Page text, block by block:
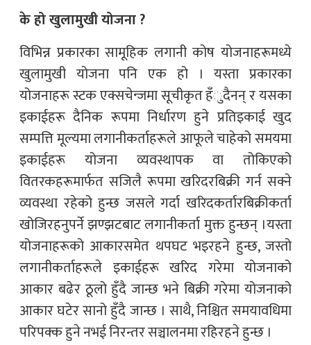
के हो खुलामुखी योजना ?
विभिन्न प्रकारका सामूहिक लगानी कोष योजनाहरूमध्ये
खुलामुखी योजना पनि एक हो । यस्ता प्रकारका
योजनाहरू स्टक एक्सचेन्जमा सूचीकृत हँुदैनन् र यसका
इकाईहरू दैनिक रूपमा निर्धारण हुने प्रतिइकाई खुद
सम्पत्ति मूल्यमा लगानीकर्ताहरूले आफूले चाहेको समयमा
इकाईहरू योजना व्यवस्थापक वा तोकिएको
वितरकहरूमार्फत सजिलै रूपमा खरिदरबिक्री गर्न सक्ने
व्यवस्था रहेको हुन्छ जसले गर्दा खरिदकर्तारबिक्रीकर्ता
खोजिरहनुपर्ने झण्झटबाट लगानीकर्ता मुक्त हुन्छन् ।यस्ता
योजनाहरूको आकारसमेत थपघट भइरहने हुन्छ, जस्तो
लगानीकर्ताहरूले इकाईहरू खरिद गरेमा योजनाको
आकार बढेर ठूलो हुँदै जान्छ भने बिक्री गरेमा योजनाको
आकार घटेर सानो हुँदै जान्छ । साथै, निश्चित समयावधिमा
परिपक्क हुने नभई निरन्तर सञ्चालनमा रहिरहने हुन्छ ।